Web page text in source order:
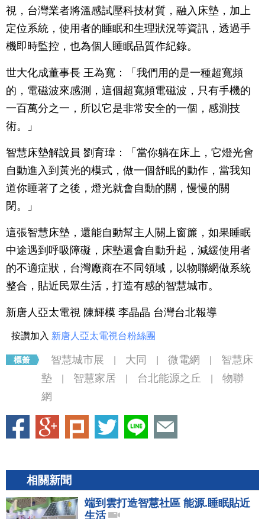
視，台灣業者將溫感試壓科技材質，融入床墊，加上
定位系統，使用者的睡眠和生理狀況等資訊，透過手
機即時監控，也為個人睡眠品質作紀錄。
世大化成董事長 王為寬：「我們用的是一種超寬頻
的，電磁波來感測，這個超寬頻電磁波，只有手機的
一百萬分之一，所以它是非常安全的一個，感測技
術。」
智慧床墊解說員 劉育瑋：「當你躺在床上，它燈光會
自動進入到黃光的模式，做一個舒眠的動作，當我知
道你睡著了之後，燈光就會自動的關，慢慢的關
閉。」
這張智慧床墊，還能自動幫主人關上窗簾，如果睡眠
中途遇到呼吸障礙，床墊還會自動升起，減緩使用者
的不適症狀，台灣廠商在不同領域，以物聯網做系統
整合，貼近民眾生活，打造有感的智慧城市。
新唐人亞太電視 陳輝模 李晶晶 台灣台北報導
按讚加入 新唐人亞太電視台粉絲團
智慧城市展 大同 微電網
智慧床
墊
智慧家居 台北能源之丘
物聯
網
相關新聞
端到雲打造智慧社區 能源.睡眠貼近
生活